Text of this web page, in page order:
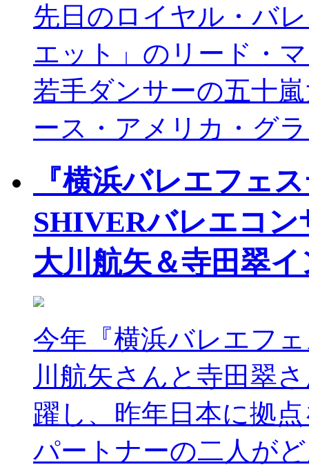
先日のロイヤル・バ
エット」のリード・
若手ダンサーの五十
ース・アメリカ・グ
『横浜バレエフェ
SHIVERバレエコン
大川航矢＆寺田翠
今年『横浜バレエフ
川航矢さんと寺田翠
躍し、昨年日本に拠
パートナーの二人が